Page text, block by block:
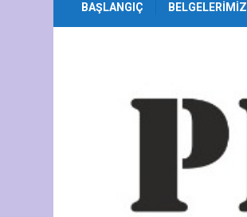
BAŞLANGIÇ BELGELERIMIZ